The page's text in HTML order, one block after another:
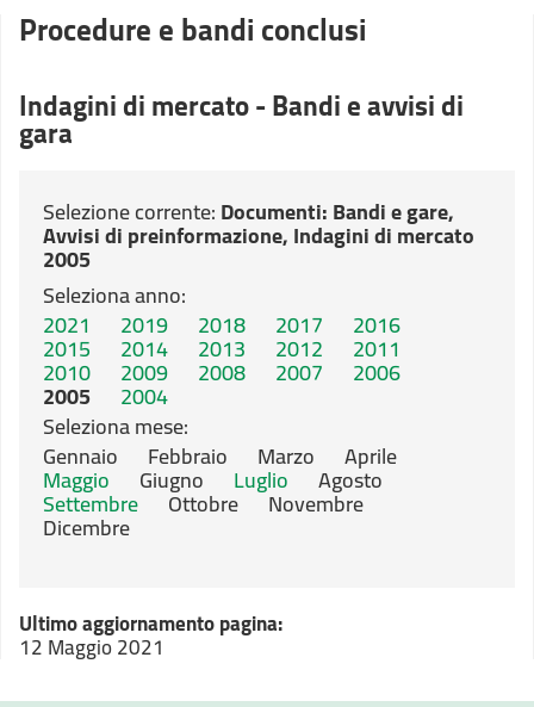
Procedure e bandi conclusi
Indagini di mercato - Bandi e avvisi di
gara
Selezione corrente:Documenti: Bandi e gare,
Avvisi di preinformazione, Indagini di mercato
2005
Seleziona anno:
2021 2019 2018 2017 2016
2015 2014 2013 2012 2011
2010 2009 2008 2007 2006
2005 2004
Seleziona mese:
Gennaio Febbraio Marzo Aprile
Maggio Giugno Luglio Agosto
Settembre Ottobre Novembre
Dicembre
Ultimo aggiornamento pagina:
12 Maggio 2021